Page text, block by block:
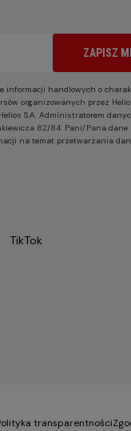
ZAPISZ
informacji handlowych o
organizowanych przez
S.A. Administratorem
82/84. Pani/Pana dane
na temat przetwarzania
TikTok
transparentności